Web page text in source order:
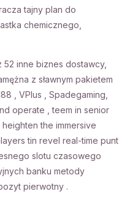
tajny plan do
chemicznego,
inne biznes dostawcy,
z sławnym pakietem
, VPlus , Spadegaming,
operate , teem in senior
the immersive
tin revel real-time punt
slotu czasowego
banku metody
pierwotny .